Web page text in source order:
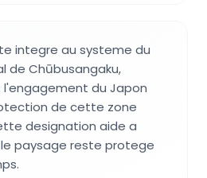
integre au systeme du
de Chūbusangaku,
du Japon
de cette zone
designation aide a
paysage reste protege